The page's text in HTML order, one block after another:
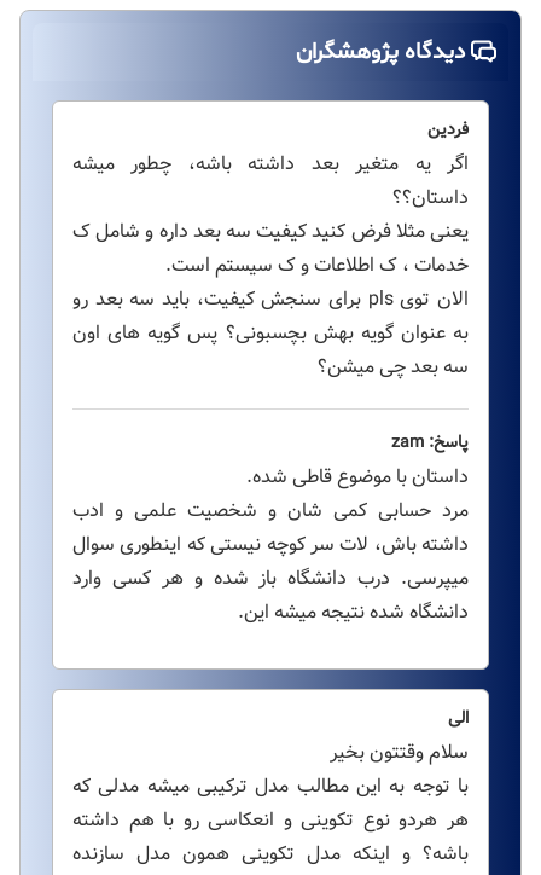
دیدگاه پژوهشگران
فردین
اگر یه متغیر بعد داشته باشه، چطور میشه
داستان؟؟
یعنی مثلا فرض کنید کیفیت سه بعد داره و شامل ک
خدمات ، ک اطلاعات و ک سیستم است.
الان توی pls برای سنجش کیفیت، باید سه بعد رو
به عنوان گویه بهش بچسبونی؟ پس گویه های اون
سه بعد چی میشن؟
پاسخ: zam
داستان با موضوع قاطی شده.
مرد حسابی کمی شان و شخصیت علمی و ادب
داشته باش، لات سر کوچه نیستی که اینطوری سوال
میپرسی. درب دانشگاه باز شده و هر کسی وارد
دانشگاه شده نتیجه میشه این.
الی
سلام وقتتون بخیر
با توجه به این مطالب مدل ترکیبی میشه مدلی که
هر هردو نوع تکوینی و انعکاسی رو با هم داشته
باشه؟ و اینکه مدل تکوینی همون مدل سازنده